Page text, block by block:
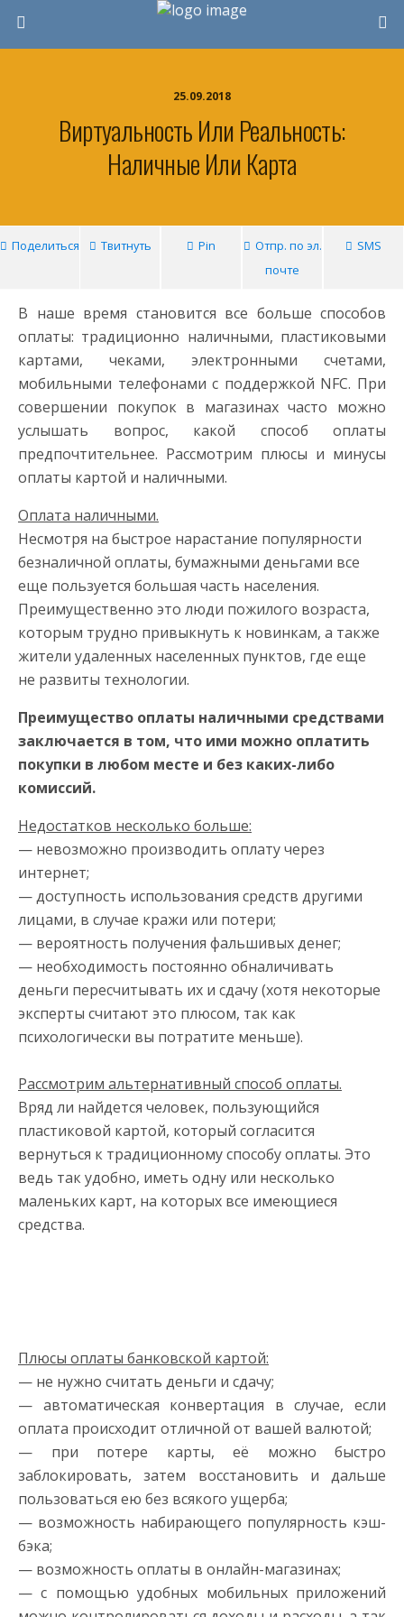
25.09.2018
Виртуальность Или Реальность:
Наличные Или Карта
Поделиться Твитнуть Pin
Отпр. по эл.
почте
SMS
В наше время становится все больше способов
оплаты: традиционно наличными, пластиковыми
картами, чеками, электронными счетами,
мобильными телефонами с поддержкой NFC. При
совершении покупок в магазинах часто можно
услышать вопрос, какой способ оплаты
предпочтительнее. Рассмотрим плюсы и минусы
оплаты картой и наличными.
Оплата наличными.
Несмотря на быстрое нарастание популярности
безналичной оплаты, бумажными деньгами все
еще пользуется большая часть населения.
Преимущественно это люди пожилого возраста,
которым трудно привыкнуть к новинкам, а также
жители удаленных населенных пунктов, где еще
не развиты технологии.
Преимущество оплаты наличными средствами
заключается в том, что ими можно оплатить
покупки в любом месте и без каких-либо
комиссий.
Недостатков несколько больше:
— невозможно производить оплату через
интернет;
— доступность использования средств другими
лицами, в случае кражи или потери;
— вероятность получения фальшивых денег;
— необходимость постоянно обналичивать
деньги пересчитывать их и сдачу (хотя некоторые
эксперты считают это плюсом, так как
психологически вы потратите меньше).
Рассмотрим альтернативный способ оплаты.
Вряд ли найдется человек, пользующийся
пластиковой картой, который согласится
вернуться к традиционному способу оплаты. Это
ведь так удобно, иметь одну или несколько
маленьких карт, на которых все имеющиеся
средства.
Плюсы оплаты банковской картой:
— не нужно считать деньги и сдачу;
— автоматическая конвертация в случае, если
оплата происходит отличной от вашей валютой;
— при потере карты, её можно быстро
заблокировать, затем восстановить и дальше
пользоваться ею без всякого ущерба;
— возможность набирающего популярность кэш-
бэка;
— возможность оплаты в онлайн-магазинах;
— с помощью удобных мобильных приложений